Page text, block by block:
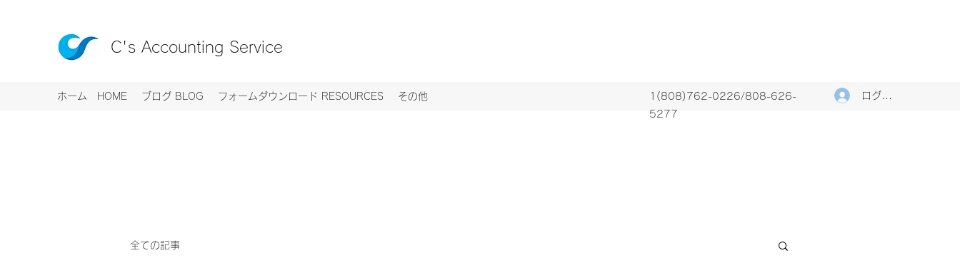
C's Accounting Service
ホーム HOME ブログ BLOG フォームダウンロード RESOURCES その他
1(808)762-0226/808-626-
5277
ログイン
全ての記事